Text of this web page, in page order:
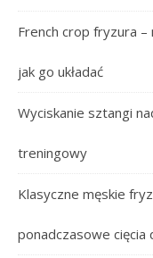
French crop fryzura –
jak go układać
Wyciskanie sztangi
treningowy
Klasyczne męskie
ponadczasowe cięcia